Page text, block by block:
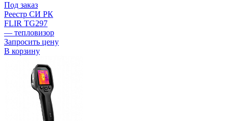
Под заказ
Реестр СИ РК
FLIR TG297
— тепловизор
Запросить цену
В корзину